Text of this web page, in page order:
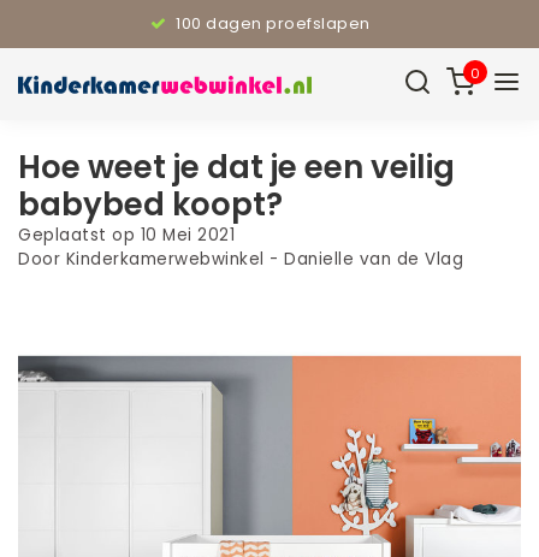
100 dagen proefslapen
0
Hoe weet je dat je een veilig
babybed koopt?
Geplaatst op 10 Mei 2021
Door Kinderkamerwebwinkel - Danielle van de Vlag